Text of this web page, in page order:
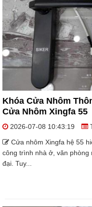
Khóa Cửa Nhôm
Cửa Nhôm Xingfa 55
2026-07-08 10:43:19
Cửa nhôm Xingfa hệ 55
công trình nhà ở, văn phòng
đại. Tuy...